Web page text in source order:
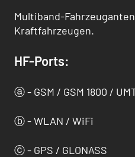
Multiband-
Kraftfahrzeugen.
HF-Ports:
ⓐ - GSM / GSM 1800 /
ⓑ - WLAN / WiFi
ⓒ - GPS / GLONASS